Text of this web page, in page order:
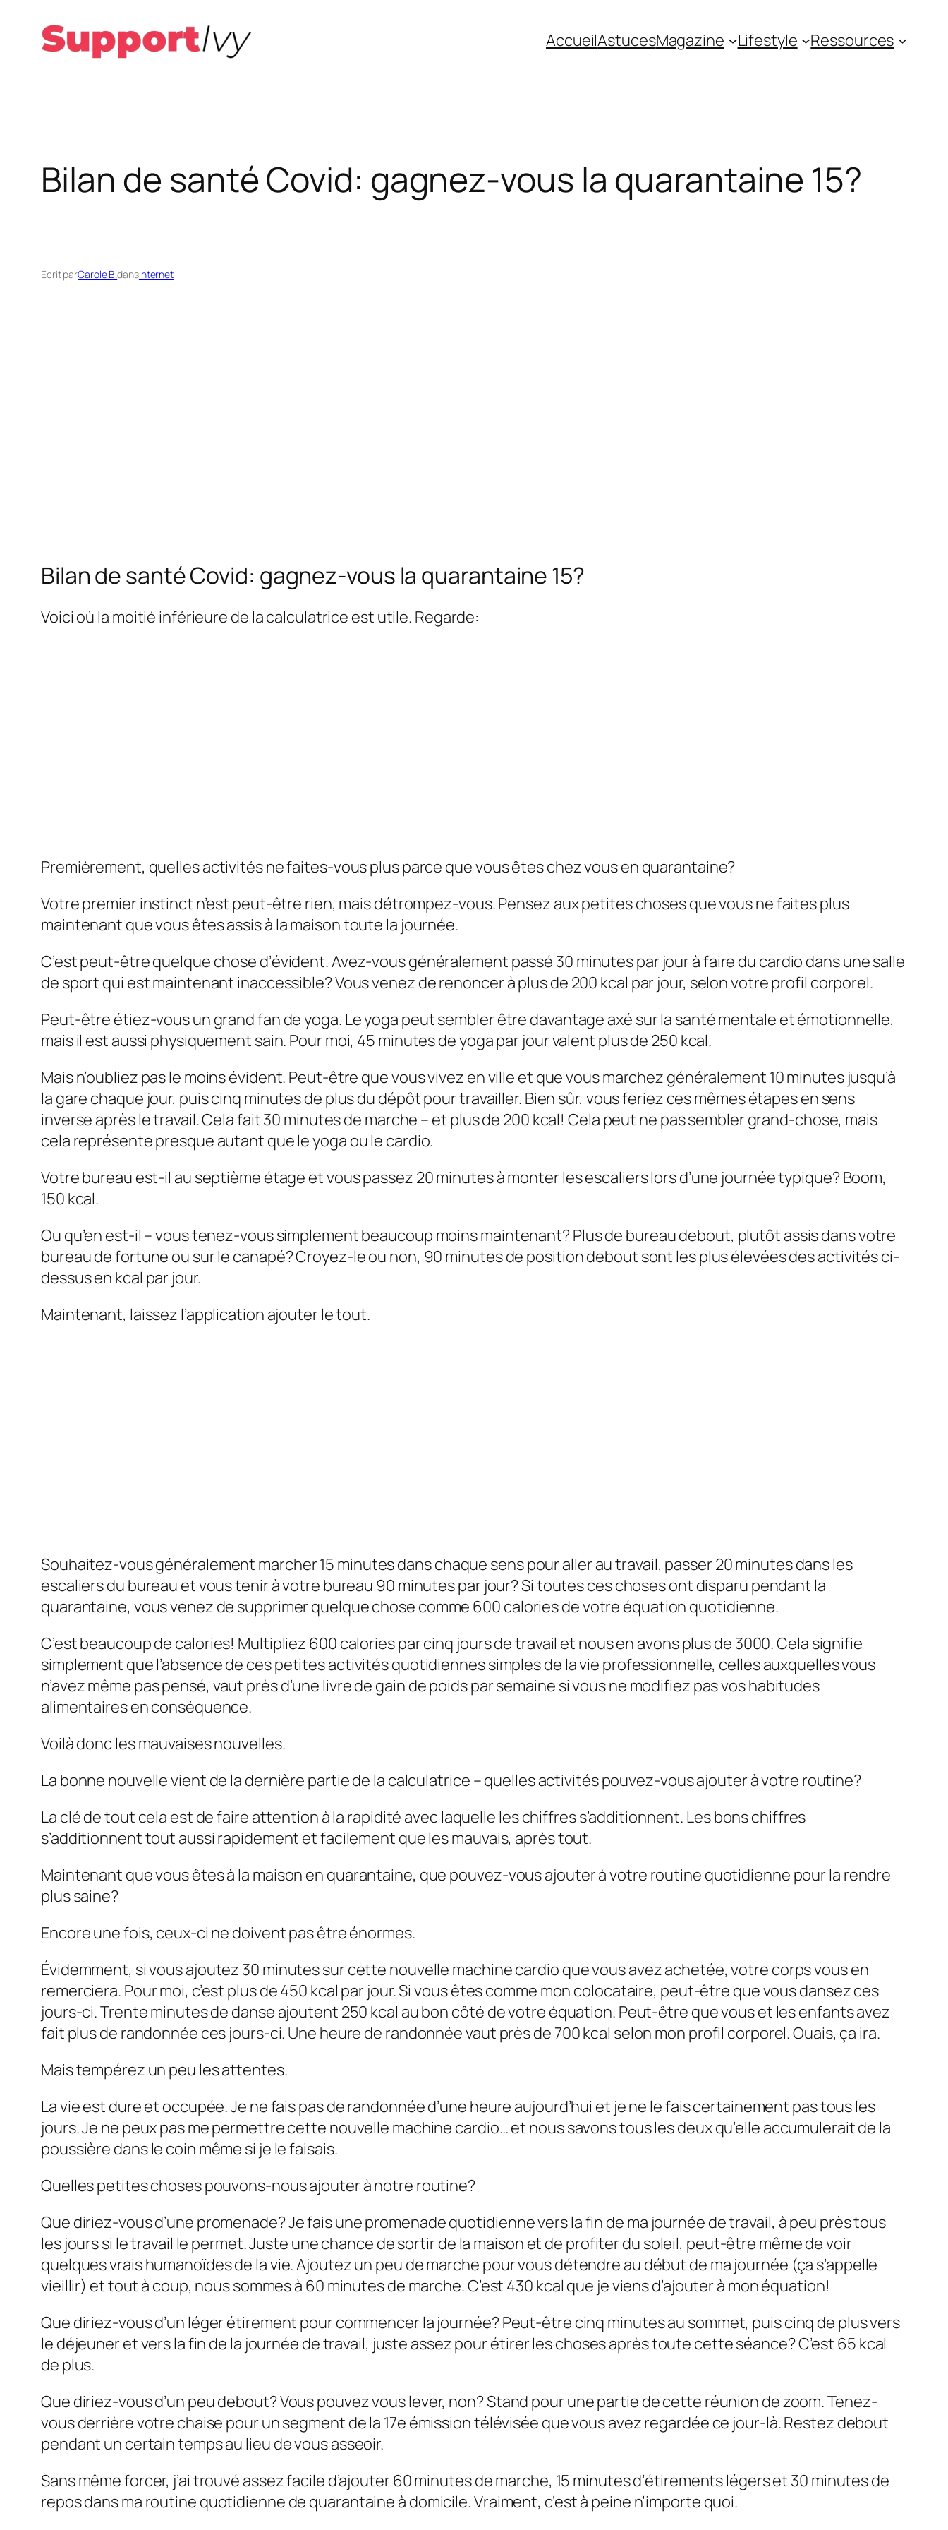
contenu
AccueilAstucesMagazine Lifestyle Ressources
Bilan de santé Covid: gagnez-vous la quarantaine 15?
Écrit parCarole B.dansInternet
Bilan de santé Covid: gagnez-vous la quarantaine 15?
Voici où la moitié inférieure de la calculatrice est utile. Regarde:
Premièrement, quelles activités ne faites-vous plus parce que vous êtes chez vous en quarantaine?
Votre premier instinct n’est peut-être rien, mais détrompez-vous. Pensez aux petites choses que vous ne faites plus
maintenant que vous êtes assis à la maison toute la journée.
C’est peut-être quelque chose d’évident. Avez-vous généralement passé 30 minutes par jour à faire du cardio dans une salle
de sport qui est maintenant inaccessible? Vous venez de renoncer à plus de 200 kcal par jour, selon votre profil corporel.
Peut-être étiez-vous un grand fan de yoga. Le yoga peut sembler être davantage axé sur la santé mentale et émotionnelle,
mais il est aussi physiquement sain. Pour moi, 45 minutes de yoga par jour valent plus de 250 kcal.
Mais n’oubliez pas le moins évident. Peut-être que vous vivez en ville et que vous marchez généralement 10 minutes jusqu’à
la gare chaque jour, puis cinq minutes de plus du dépôt pour travailler. Bien sûr, vous feriez ces mêmes étapes en sens
inverse après le travail. Cela fait 30 minutes de marche – et plus de 200 kcal! Cela peut ne pas sembler grand-chose, mais
cela représente presque autant que le yoga ou le cardio.
Votre bureau est-il au septième étage et vous passez 20 minutes à monter les escaliers lors d’une journée typique? Boom,
150 kcal.
Ou qu’en est-il – vous tenez-vous simplement beaucoup moins maintenant? Plus de bureau debout, plutôt assis dans votre
bureau de fortune ou sur le canapé? Croyez-le ou non, 90 minutes de position debout sont les plus élevées des activités ci-
dessus en kcal par jour.
Maintenant, laissez l’application ajouter le tout.
Souhaitez-vous généralement marcher 15 minutes dans chaque sens pour aller au travail, passer 20 minutes dans les
escaliers du bureau et vous tenir à votre bureau 90 minutes par jour? Si toutes ces choses ont disparu pendant la
quarantaine, vous venez de supprimer quelque chose comme 600 calories de votre équation quotidienne.
C’est beaucoup de calories! Multipliez 600 calories par cinq jours de travail et nous en avons plus de 3000. Cela signifie
simplement que l’absence de ces petites activités quotidiennes simples de la vie professionnelle, celles auxquelles vous
n’avez même pas pensé, vaut près d’une livre de gain de poids par semaine si vous ne modifiez pas vos habitudes
alimentaires en conséquence.
Voilà donc les mauvaises nouvelles.
La bonne nouvelle vient de la dernière partie de la calculatrice – quelles activités pouvez-vous ajouter à votre routine?
La clé de tout cela est de faire attention à la rapidité avec laquelle les chiffres s’additionnent. Les bons chiffres
s’additionnent tout aussi rapidement et facilement que les mauvais, après tout.
Maintenant que vous êtes à la maison en quarantaine, que pouvez-vousajouterà votre routine quotidienne pour la rendre
plus saine?
Encore une fois, ceux-ci ne doivent pas être énormes.
Évidemment, si vous ajoutez 30 minutes sur cette nouvelle machine cardio que vous avez achetée, votre corps vous en
remerciera. Pour moi, c’est plus de 450 kcal par jour. Si vous êtes comme mon colocataire, peut-être que vous dansez ces
jours-ci. Trente minutes de danse ajoutent 250 kcal au bon côté de votre équation. Peut-être que vous et les enfants avez
fait plus de randonnée ces jours-ci. Une heure de randonnée vaut près de 700 kcal selon mon profil corporel. Ouais, ça ira.
Mais tempérez un peu les attentes.
La vie est dure et occupée. Je ne fais pas de randonnée d’une heure aujourd’hui et je ne le fais certainement pas tous les
jours. Je ne peux pas me permettre cette nouvelle machine cardio… et nous savons tous les deux qu’elle accumulerait de la
poussière dans le coin même si je le faisais.
Quelles petites choses pouvons-nous ajouter à notre routine?
Que diriez-vous d’une promenade? Je fais une promenade quotidienne vers la fin de ma journée de travail, à peu près tous
les jours si le travail le permet. Juste une chance de sortir de la maison et de profiter du soleil, peut-être même de voir
quelques vrais humanoïdes de la vie. Ajoutez un peu de marche pour vous détendre au début de ma journée (ça s’appelle
vieillir) et tout à coup, nous sommes à 60 minutes de marche. C’est 430 kcal que je viens d’ajouter à mon équation!
Que diriez-vous d’un léger étirement pour commencer la journée? Peut-être cinq minutes au sommet, puis cinq de plus vers
le déjeuner et vers la fin de la journée de travail, juste assez pour étirer les choses après toute cette séance? C’est 65 kcal
de plus.
Que diriez-vous d’un peu debout? Vous pouvez vous lever, non? Stand pour une partie de cette réunion de zoom. Tenez-
vous derrière votre chaise pour un segment de la 17e émission télévisée que vous avez regardée ce jour-là. Restez debout
pendant un certain temps au lieu de vous asseoir.
Sans même forcer, j’ai trouvé assez facile d’ajouter 60 minutes de marche, 15 minutes d’étirements légers et 30 minutes de
repos dans ma routine quotidienne de quarantaine à domicile. Vraiment, c’est à peine n’importe quoi.